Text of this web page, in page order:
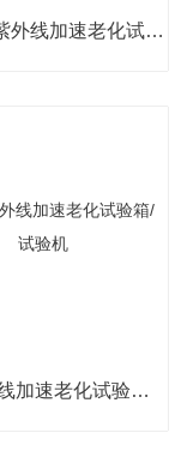
YH-UV3紫外线加速老化试验箱UV340紫外光加速箱
UV3紫外线加速老化试验箱/试验机